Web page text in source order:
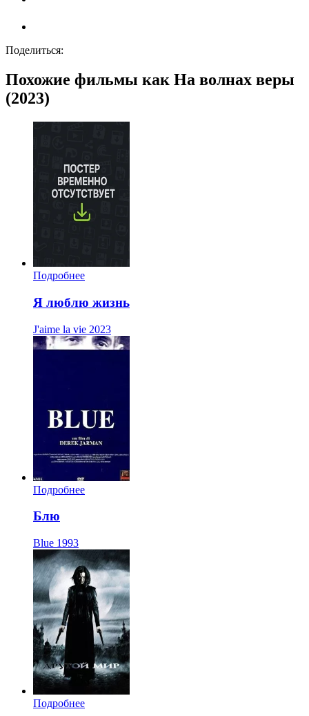
Поделиться:
Похожие фильмы как На волнах веры
(2023)
Подробнее
Я люблю жизнь
J'aime la vie 2023
Подробнее
Блю
Blue 1993
Подробнее